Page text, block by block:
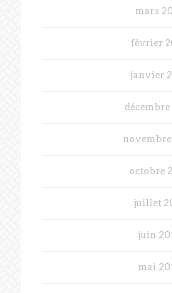
mars
février
janvier
décembre
novembre
octobre
juillet
juin
mai